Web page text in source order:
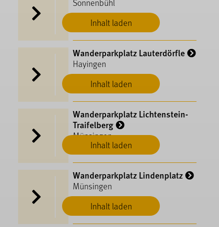
Inhalt laden
Inhalt laden
Wanderparkplatz Lauterdörfle
Hayingen
Inhalt laden
Wanderparkplatz Lichtenstein-
Traifelberg
Münsingen
Inhalt laden
Wanderparkplatz Lindenplatz
Münsingen